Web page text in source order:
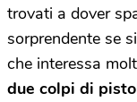
trovati a dover
sorprendente se
che interessa
due colpi di